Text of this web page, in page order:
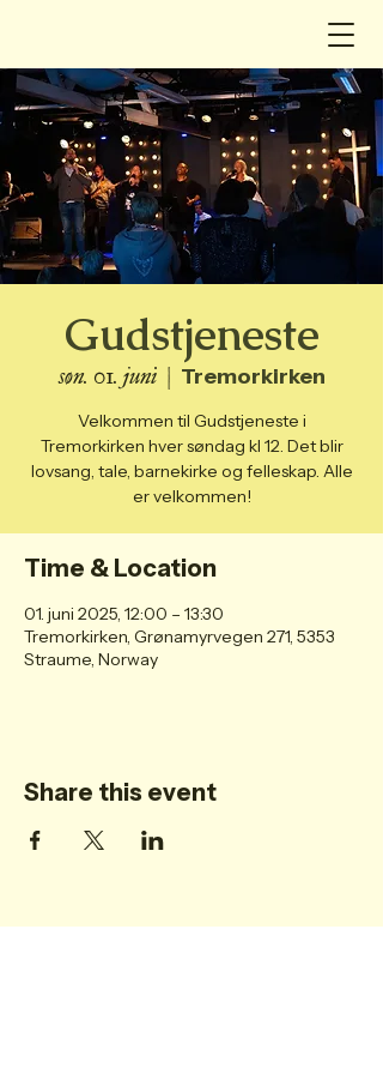
Gudstjeneste
søn. 01. juni
  |
Tremorkirken
Velkommen til Gudstjeneste i
Tremorkirken hver søndag kl 12. Det blir
lovsang, tale, barnekirke og felleskap. Alle
er velkommen!
Time & Location
01. juni 2025, 12:00 – 13:30
Tremorkirken, Grønamyrvegen 271, 5353
Straume, Norway
Share this event